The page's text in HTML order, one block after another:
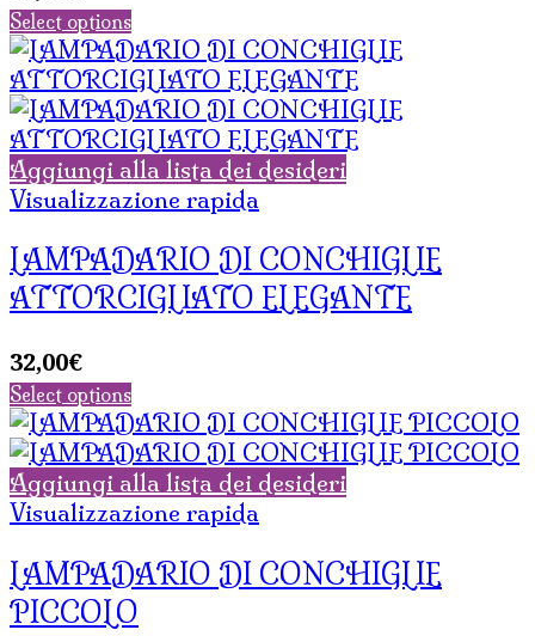
Select options
Aggiungi alla lista dei desideri
Visualizzazione rapida
LAMPADARIO DI CONCHIGLIE
ATTORCIGLIATO ELEGANTE
32,00€
Select options
Aggiungi alla lista dei desideri
Visualizzazione rapida
LAMPADARIO DI CONCHIGLIE
PICCOLO